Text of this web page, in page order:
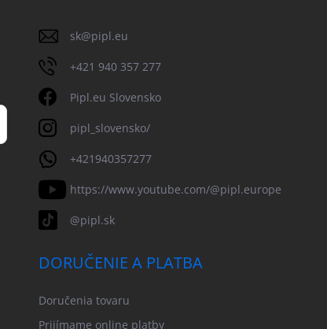
sk@pipl.eu
+421 940 357 277
Pipl.eu Slovensko
pipl_slovensko/
+421940357277
https://www.youtube.com/@pipl.europe
@pipl.sk
DORUČENIE A PLATBA
Doručenia tovaru
Prijímame online platby